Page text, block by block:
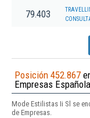
79.403
Posición 452.867
Empresas
Mode Estilistas Ii Sl se
de Empresas.